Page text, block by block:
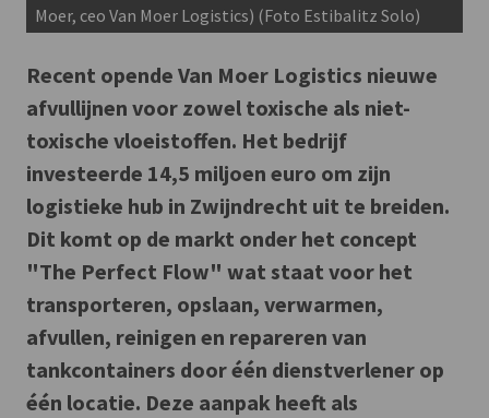
Moer, ceo Van Moer Logistics) (Foto Estibalitz Solo)
Recent opende Van Moer Logistics nieuwe
afvullijnen voor zowel toxische als niet-
toxische vloeistoffen. Het bedrijf
investeerde 14,5 miljoen euro om zijn
logistieke hub in Zwijndrecht uit te breiden.
Dit komt op de markt onder het concept
"The Perfect Flow" wat staat voor het
transporteren, opslaan, verwarmen,
afvullen, reinigen en repareren van
tankcontainers door één dienstverlener op
één locatie. Deze aanpak heeft als